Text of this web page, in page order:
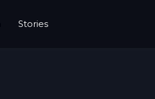
Stories